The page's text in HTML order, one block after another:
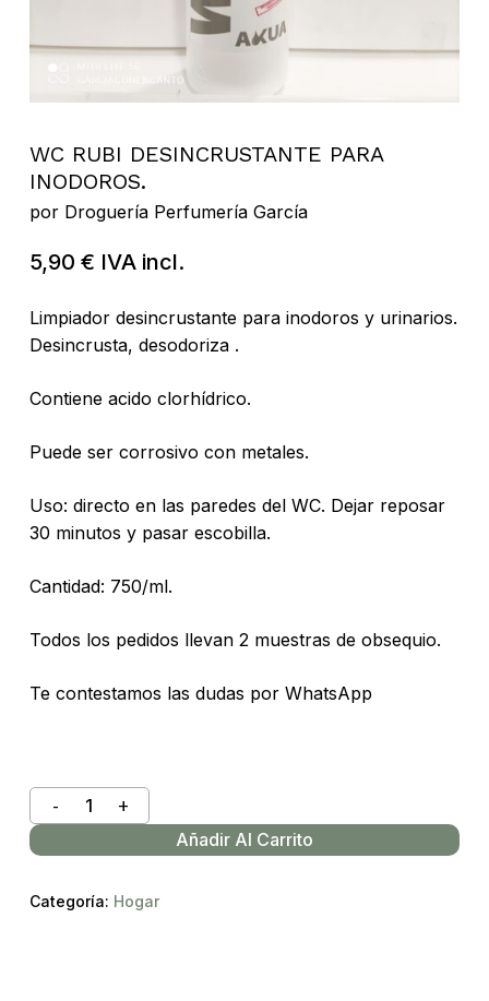
WC RUBI DESINCRUSTANTE PARA
INODOROS.
por Droguería Perfumería García
5,90 € IVA incl.
Limpiador desincrustante para inodoros y urinarios.
Desincrusta, desodoriza .
Contiene acido clorhídrico.
Puede ser corrosivo con metales.
Uso: directo en las paredes del WC. Dejar reposar
30 minutos y pasar escobilla.
Cantidad: 750/ml.
Todos los pedidos llevan 2 muestras de obsequio.
Te contestamos las dudas por WhatsApp
Añadir Al Carrito
Categoría: Hogar